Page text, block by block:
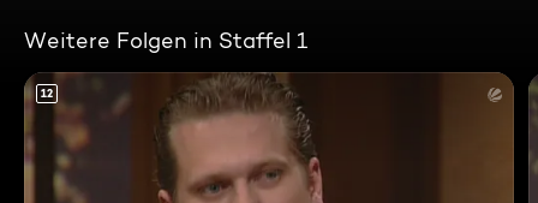
Weitere Folgen in Staffel 1
12